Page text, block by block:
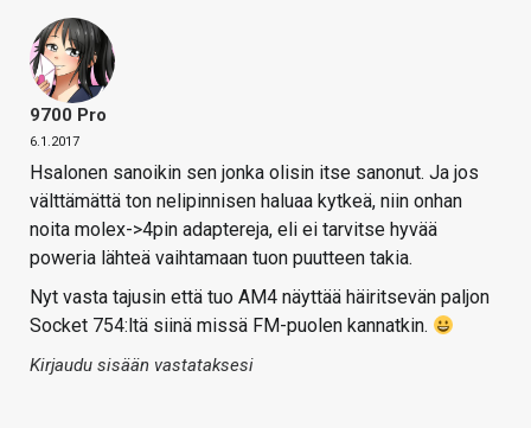
9700 Pro
6.1.2017
Hsalonen sanoikin sen jonka olisin itse sanonut. Ja jos
välttämättä ton nelipinnisen haluaa kytkeä, niin onhan
noita molex->4pin adaptereja, eli ei tarvitse hyvää
poweria lähteä vaihtamaan tuon puutteen takia.
Nyt vasta tajusin että tuo AM4 näyttää häiritsevän paljon
Socket 754:ltä siinä missä FM-puolen kannatkin.
Kirjaudu sisään vastataksesi